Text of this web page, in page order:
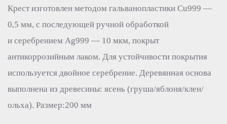
Крест изготовлен методом гальванопластики Cu999 —
0,5 мм, с последующей ручной обработкой
и серебрением Ag999 — 10 мкм, покрыт
антикоррозийным лаком. Для устойчивости покрытия
используется двойное серебрение. Деревянная основа
выполнена из древесины: ясень (груша/яблоня/клен/
ольха). Размер:200 мм